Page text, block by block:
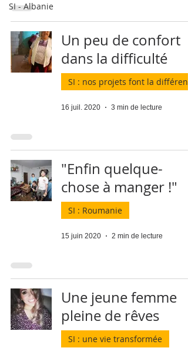
SI - Albanie
Un peu de confort
dans la difficulté
SI : nos projets font la
16 juil. 2020 3 min de lecture
"Enfin quelque-
chose à manger !"
SI : Roumanie
15 juin 2020 2 min de lecture
Une jeune femme
pleine de rêves
SI : une vie transformée